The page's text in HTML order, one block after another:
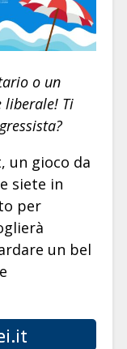
o un
liberale! Ti
un gioco da
siete in
per
un bel